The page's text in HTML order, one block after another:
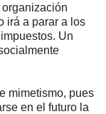
irá a parar a los
Un
mimetismo, pues
en el futuro la